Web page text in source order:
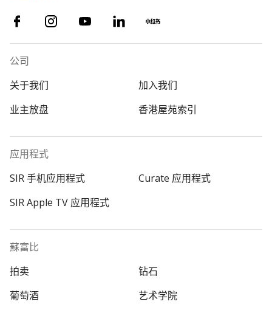
公司
关于我们
加入我们
业主放盘
香港屋苑索引
应用程式
SIR 手机应用程式
Curate 应用程式
SIR Apple TV 应用程式
蘇富比
拍卖
钻石
葡萄酒
艺术学院